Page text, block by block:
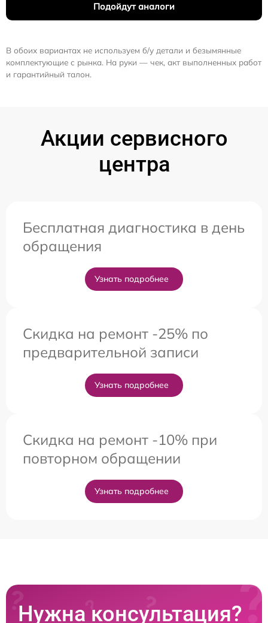
Подойдут аналоги
В обоих вариантах не используем б/у детали и безымянные
комплектующие с рынка. На руки — чек, акт выполненных работ
и гарантийный талон.
Акции сервисного
центра
Бесплатная диагностика в день
обращения
Узнать подробнее
Скидка на ремонт -25% по
предварительной записи
Узнать подробнее
Скидка на ремонт -10% при
повторном обращении
Узнать подробнее
Нужна консультация?